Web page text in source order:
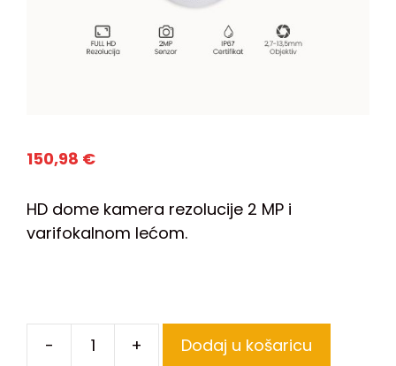
150,98 €
HD dome kamera rezolucije 2 MP i
varifokalnom lećom.
- + Dodaj u košaricu